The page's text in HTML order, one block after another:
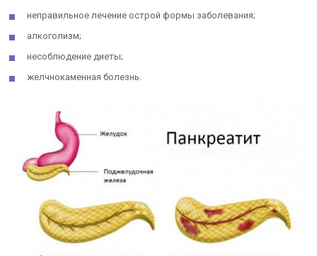
неправильное лечение острой формы заболевания;
алкоголизм;
несоблюдение диеты;
желчнокаменная болезнь.